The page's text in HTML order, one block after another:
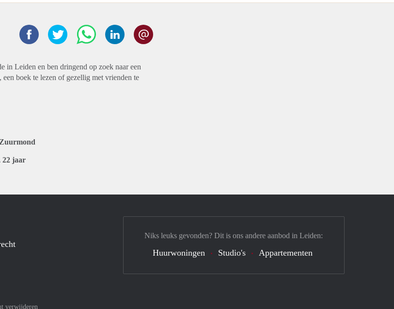
in Leiden en ben dringend op zoek naar een
boek te lezen of gezellig met vrienden te
22 jaar
verwijderen
Niks leuks gevonden? Dit is ons andere aanbod in Leiden:
Huurwoningen Studio's Appartementen